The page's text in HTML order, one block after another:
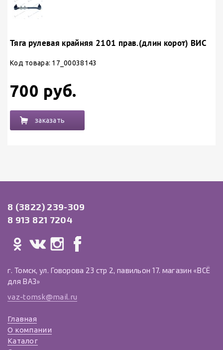
Тяга рулевая крайняя 2101 прав.(длин корот) ВИС
Код товара: 17_00038143
700 руб.
заказать
8 (3822) 239-309
8 913 821 7204
г. Томск, ул. Говорова 23 стр 2, павильон 17. магазин «ВСЁ
для ВАЗ»
vaz-tomsk@mail.ru
Главная
О компании
Каталог